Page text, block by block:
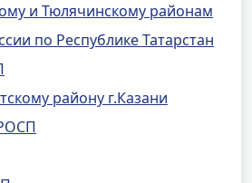
и Тюлячинскому районам
по Республике Татарстан
району г.Казани